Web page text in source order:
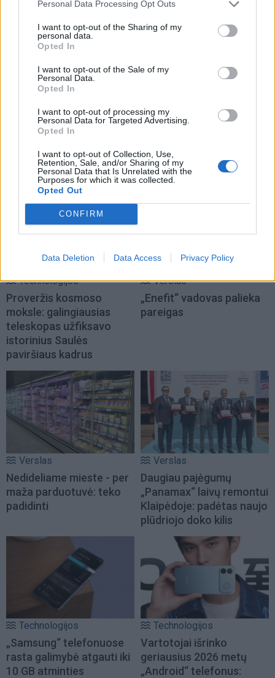
Personal Data Processing Opt Outs
I want to opt-out of the Sharing of my
personal data.
Opted In
I want to opt-out of the Sale of my
Personal Data.
Opted In
I want to opt-out of processing my
Personal Data for Targeted Advertising.
Opted In
I want to opt-out of Collection, Use,
Retention, Sale, and/or Sharing of my
Personal Data that Is Unrelated with the
Purposes for which it was collected.
Opted Out
CONFIRM
Data Deletion Data Access Privacy Policy
TAIP PAT SKAITYKITE
Technologijos
Proveržis kosmoso
moksle: galingiausias
teleskopas užfiksavo
istorinius Saulės
paviršiaus kadrus
Verslas
„Enefit“ vadovas palieka
pareigas
Verslas
Nedideliame mieste - per
maža parduotuvė: teko
padidinti
Verslas
Daugiau pajėgumų
„Panamax“ laivų remontui
Klaipėdoje: padėtas naujo
plūdriojo doko kilis
Technologijos
„Samsung“ telefonuose
rasta galimybė atgauti iki
10 GB atminties
Technologijos
Vartotojai išrinko
geriausius 2026 metų
„Android“ telefonus: